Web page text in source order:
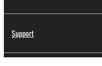
Support